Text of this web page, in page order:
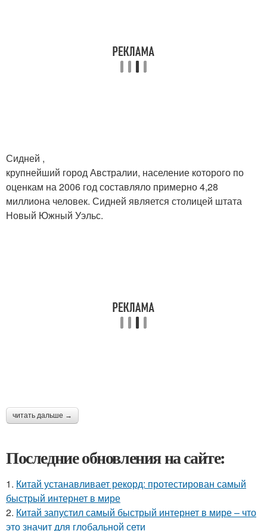
Сидней ,
крупнейший город Австралии, население которого по
оценкам на 2006 год составляло примерно 4,28
миллиона человек. Сидней является столицей штата
Новый Южный Уэльс.
читать дальше →
Последние обновления на сайте:
1. Китай устанавливает рекорд: протестирован самый
быстрый интернет в мире
2. Китай запустил самый быстрый интернет в мире – что
это значит для глобальной сети